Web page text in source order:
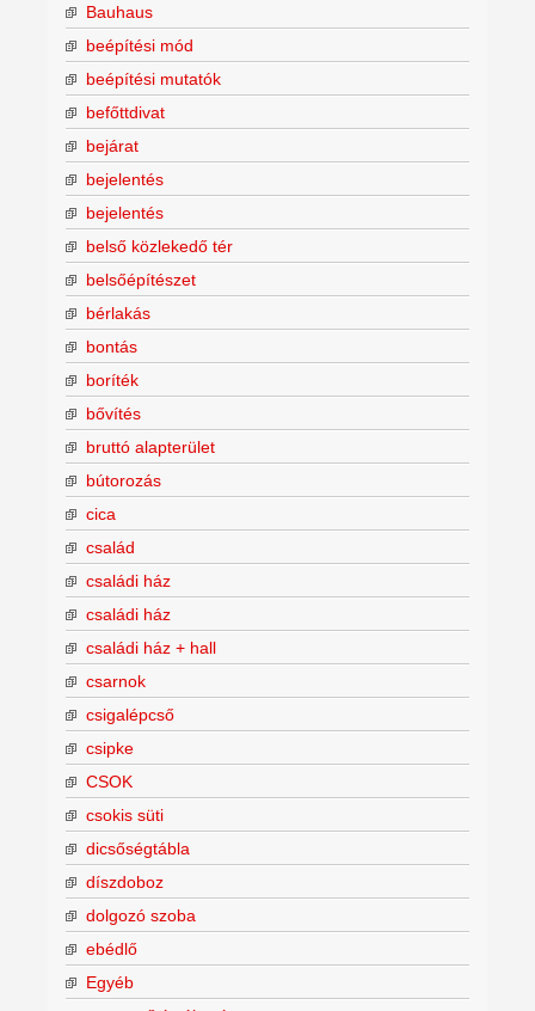
Bauhaus
beépítési mód
beépítési mutatók
befőttdivat
bejárat
bejelentés
bejelentés
belső közlekedő tér
belsőépítészet
bérlakás
bontás
boríték
bővítés
bruttó alapterület
bútorozás
cica
család
családi ház
családi ház
családi ház + hall
csarnok
csigalépcső
csipke
CSOK
csokis süti
dicsőségtábla
díszdoboz
dolgozó szoba
ebédlő
Egyéb